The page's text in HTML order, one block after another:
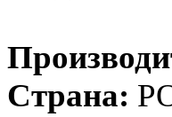
Страна: